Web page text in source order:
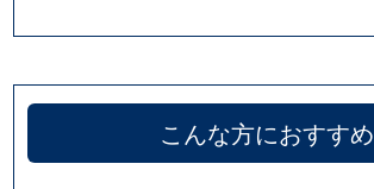
こんな方におすすめ